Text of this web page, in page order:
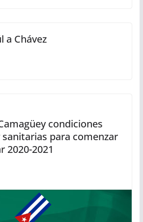
a Chávez
condiciones
para comenzar
2020-2021